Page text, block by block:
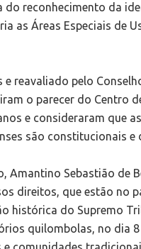
reconhecimento da
as Áreas Especiais de
reavaliado pelo
o parecer do Centro
e consideraram que
são constitucionais e
Amantino Sebastião de
direitos, que estão no
histórica do Supremo
quilombolas, no dia 8